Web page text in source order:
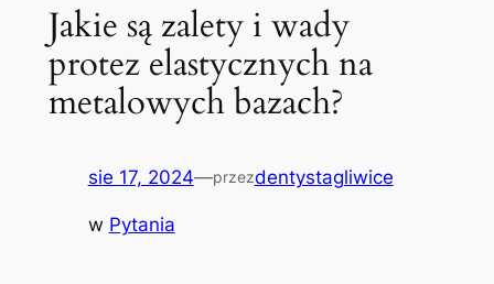
Jakie są zalety i wady
protez elastycznych na
metalowych bazach?
sie 17, 2024—przezdentystagliwice
w Pytania